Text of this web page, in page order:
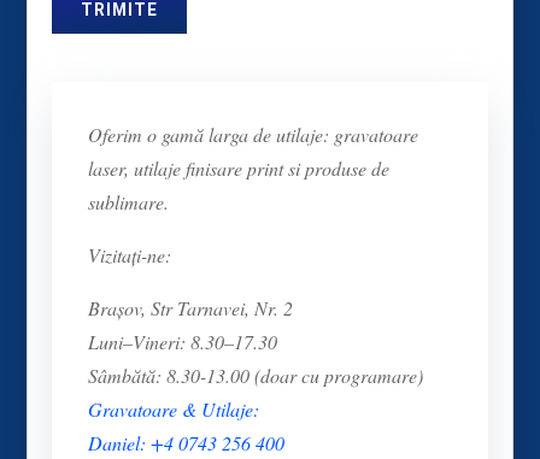
Oferim o gamă larga de utilaje: gravatoare
laser, utilaje finisare print si produse de
sublimare.
Vizitați-ne:
Brașov, Str Tarnavei, Nr. 2
Luni–Vineri: 8.30–17.30
Sâmbătă: 8.30-13.00 (doar cu programare)
Gravatoare & Utilaje:
Daniel: +4 0743 256 400